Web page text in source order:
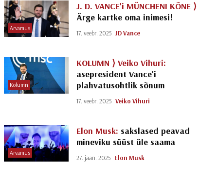
Arvamus
J. D. VANCE'i MÜNCHENI KÕNE ⟩
Ärge kartke oma inimesi!
17. veebr. 2025 JD Vance
Kolumn
KOLUMN ⟩ Veiko Vihuri:
asepresident Vance'i
plahvatusohtlik sõnum
17. veebr. 2025 Veiko Vihuri
Arvamus
Elon Musk: sakslased peavad
mineviku süüst üle saama
27. jaan. 2025 Elon Musk